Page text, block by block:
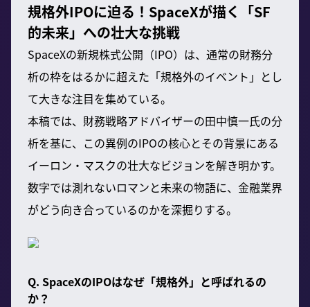
規格外IPOに迫る！SpaceXが描く「SF
的未来」への壮大な挑戦
SpaceXの新規株式公開（IPO）は、通常の財務分
析の枠をはるかに超えた「規格外のイベント」とし
て大きな注目を集めている。
本稿では、財務戦略アドバイザーの田中慎一氏の分
析を基に、この異例のIPOの核心とその背景にある
イーロン・マスクの壮大なビジョンを解き明かす。
数字では測れないロマンと未来の物語に、金融業界
がどう向き合っているのかを深掘りする。
Q. SpaceXのIPOはなぜ「規格外」と呼ばれるの
か？